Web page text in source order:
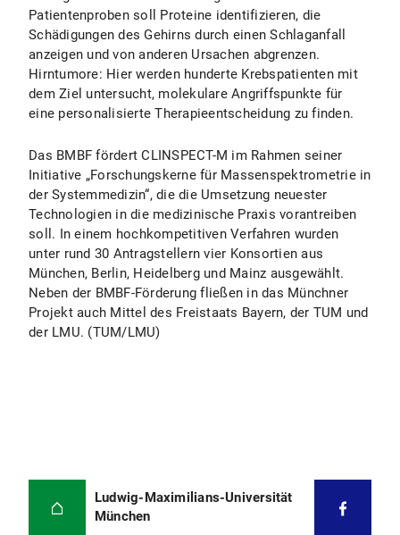
Patientenproben soll Proteine identifizieren, die
Schädigungen des Gehirns durch einen Schlaganfall
anzeigen und von anderen Ursachen abgrenzen.
Hirntumore: Hier werden hunderte Krebspatienten mit
dem Ziel untersucht, molekulare Angriffspunkte für
eine personalisierte Therapieentscheidung zu finden.
Das BMBF fördert CLINSPECT-M im Rahmen seiner
Initiative „Forschungskerne für Massenspektrometrie in
der Systemmedizin“, die die Umsetzung neuester
Technologien in die medizinische Praxis vorantreiben
soll. In einem hochkompetitiven Verfahren wurden
unter rund 30 Antragstellern vier Konsortien aus
München, Berlin, Heidelberg und Mainz ausgewählt.
Neben der BMBF-Förderung fließen in das Münchner
Projekt auch Mittel des Freistaats Bayern, der TUM und
der LMU. (TUM/LMU)
Ludwig-Maximilians-Universität
München